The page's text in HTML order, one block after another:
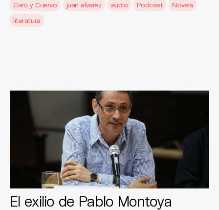
Caro y Cuervo
juan alvarez audio Podcast
Novela
literatura
El exilio de Pablo Montoya